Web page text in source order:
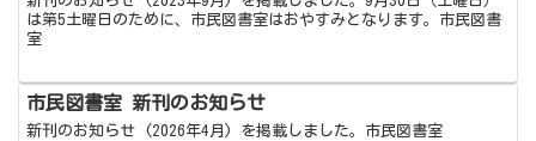
は第5土曜日のために、市民図書室はおやすみとなります。市民図書
室
市民図書室 新刊のお知らせ
新刊のお知らせ (2026年4月) を掲載しました。市民図書室